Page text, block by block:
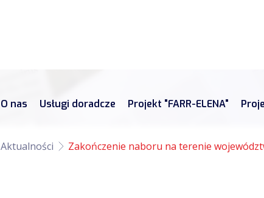
O nas Usługi doradcze Projekt "FARR-ELENA"
Aktualności Zakończenie naboru na terenie